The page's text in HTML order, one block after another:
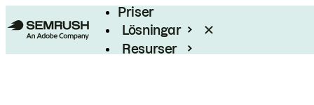
Priser
Lösningar
Resurser